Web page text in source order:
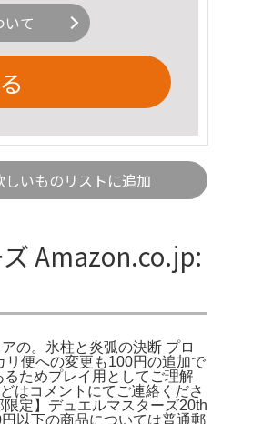
て
しいものリストに追加
Amazon.co.jp:
の。氷柱と炎弧の決断 プロ
便への変更も100円の追加で
ためプレイ用としてご理解
はコメントにてご連絡くださ
定】デュエルマスターズ20th
以下の商品については普通郵